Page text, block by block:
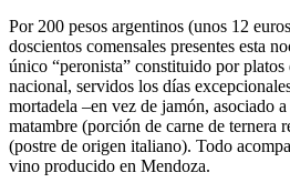
Por 200 pesos argentinos (unos 12
doscientos comensales presentes esta
único “peronista” constituido por
nacional, servidos los días
mortadela –en vez de jamón, asociado
matambre (porción de carne de ternera
(postre de origen italiano). Todo
vino producido en Mendoza.